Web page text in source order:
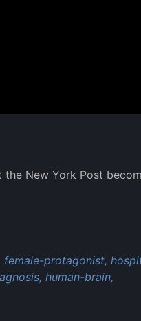
New York Post
female-protagonist,
human-brain,